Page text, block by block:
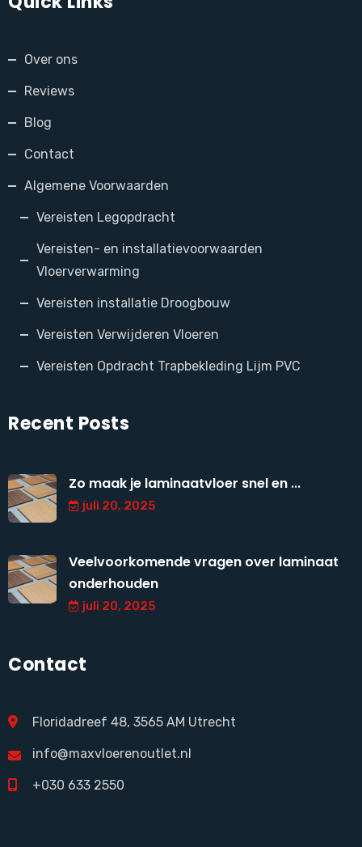
Over ons
Reviews
Blog
Contact
Algemene Voorwaarden
Vereisten Legopdracht
Vereisten- en installatievoorwaarden
Vloerverwarming
Vereisten installatie Droogbouw
Vereisten Verwijderen Vloeren
Vereisten Opdracht Trapbekleding Lijm PVC
Recent Posts
Zo maak je laminaatvloer snel en ...
juli 20, 2025
Veelvoorkomende vragen over laminaat
onderhouden
juli 20, 2025
Contact
Floridadreef 48, 3565 AM Utrecht
info@maxvloerenoutlet.nl
+030 633 2550